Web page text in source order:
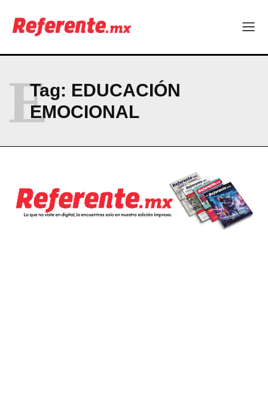
Más escuelas renovadas: fortalecen espacios para el regreso
a clases
Company
ABOUT
PRIVACY POLICY
NEWSLETTER
Tag: EDUCACIÓN
EMOCIONAL
E